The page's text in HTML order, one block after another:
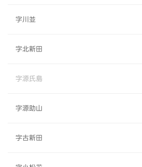
字川並
字北新田
字源氏島
字源助山
字古新田